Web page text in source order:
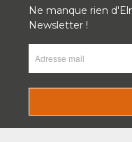
Ne manque rien
Newsletter !
(Nécessaire)
CAPTCHA